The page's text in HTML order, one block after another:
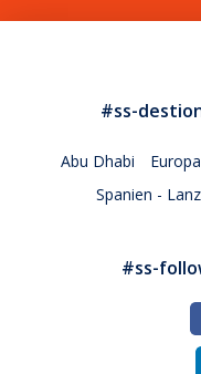
#ss-
Abu Dhabi Europa
Spanien -
#ss-